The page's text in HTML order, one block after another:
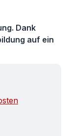
Dank
auf ein